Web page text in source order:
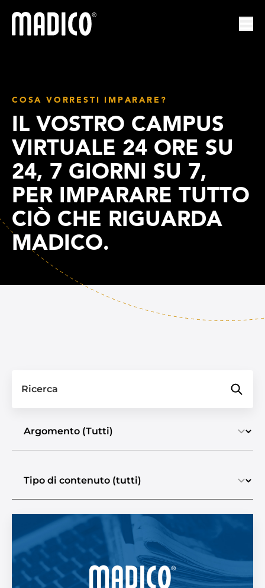
Madico
COSA VORRESTI IMPARARE?
IL VOSTRO CAMPUS
VIRTUALE 24 ORE SU
24, 7 GIORNI SU 7,
PER IMPARARE TUTTO
CIÒ CHE RIGUARDA
MADICO.